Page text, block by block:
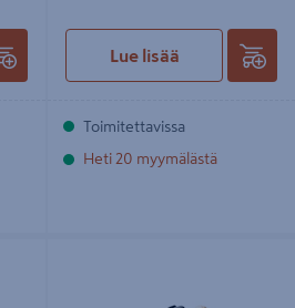
Lue lisää
Toimitettavissa
Heti 20 myymälästä